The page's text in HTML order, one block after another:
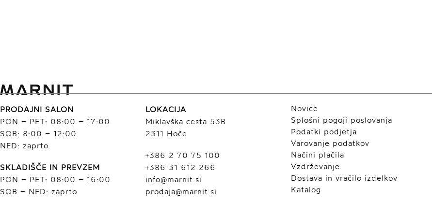
PRODAJNI SALON
PON – PET: 08:00 – 17:00
SOB: 8:00 – 12:00
NED: zaprto
SKLADIŠČE IN PREVZEM
PON – PET: 08:00 – 16:00
SOB – NED: zaprto
LOKACIJA
Miklavška cesta 53B
2311 Hoče
+386 2 70 75 100
+386 31 612 266
info@marnit.si
prodaja@marnit.si
Novice
Splošni pogoji poslovanja
Podatki podjetja
Varovanje podatkov
Načini plačila
Vzdrževanje
Dostava in vračilo izdelkov
Katalog